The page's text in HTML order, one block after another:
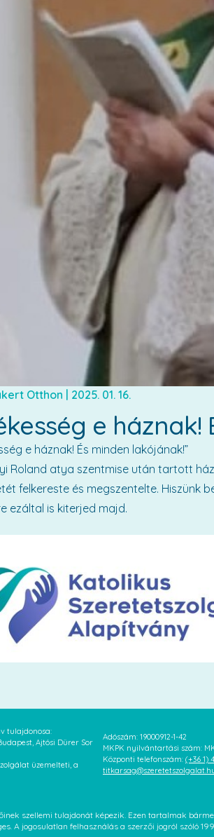
Otthon | 2025. 01. 16.
e
e háznak! És minden lakójának!”
Roland atya szentmise után tartott
felkereste és megszentelte. Hiszünk
ezáltal is kiterjed majd.
tulajdonosa:
Ajtósi Dürer Sor
üzemelteti, a
Adószám: 19000912-1-42
MKPK nyilvántartási szám:
Központi telefonszám: (+36 1)
szellemi tulajdonát képezik. Ezen tartalmak
A jogosulatlan felhasználás a szerzői jogról szóló